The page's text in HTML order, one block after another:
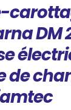
DM
de